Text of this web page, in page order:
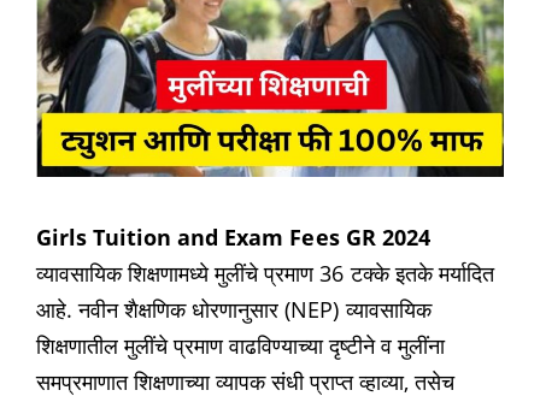
Girls Tuition and Exam Fees GR 2024
व्यावसायिक शिक्षणामध्ये मुलींचे प्रमाण 36 टक्के इतके मर्यादित
आहे. नवीन शैक्षणिक धोरणानुसार (NEP) व्यावसायिक
शिक्षणातील मुलींचे प्रमाण वाढविण्याच्या दृष्टीने व मुलींना
समप्रमाणात शिक्षणाच्या व्यापक संधी प्राप्त व्हाव्या, तसेच